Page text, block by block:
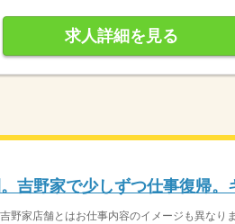
求人詳細を見る
吉野家で少しずつ仕事復帰。
野家店舗とはお仕事内容のイメージも異なり